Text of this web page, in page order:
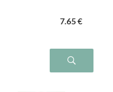
7.65 €